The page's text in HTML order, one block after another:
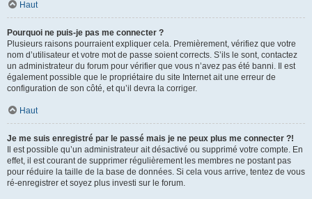
Haut
Pourquoi ne puis-je pas me connecter ?
Plusieurs raisons pourraient expliquer cela. Premièrement, vérifiez que votre
nom d’utilisateur et votre mot de passe soient corrects. S’ils le sont, contactez
un administrateur du forum pour vérifier que vous n’avez pas été banni. Il est
également possible que le propriétaire du site Internet ait une erreur de
configuration de son côté, et qu’il devra la corriger.
Haut
Je me suis enregistré par le passé mais je ne peux plus me connecter ?!
Il est possible qu’un administrateur ait désactivé ou supprimé votre compte. En
effet, il est courant de supprimer régulièrement les membres ne postant pas
pour réduire la taille de la base de données. Si cela vous arrive, tentez de vous
ré-enregistrer et soyez plus investi sur le forum.